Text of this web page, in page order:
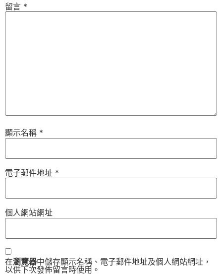
留言 *
顯示名稱 *
電子郵件地址 *
個人網站網址
在瀏覽器中儲存顯示名稱、電子郵件地址及個人網站網址，
以供下次發佈留言時使用。